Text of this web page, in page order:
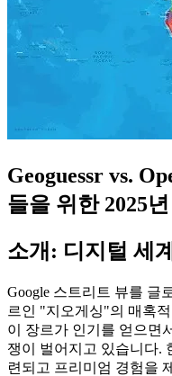
Geoguessr vs.
들을 위한 2025
소개: 디지털 세
Google 스트리트 뷰를 글
르인 "지오게싱"의 매혹
이 장르가 인기를 얻으면
쟁이 벌어지고 있습니다.
련되고 프리미엄 경험을